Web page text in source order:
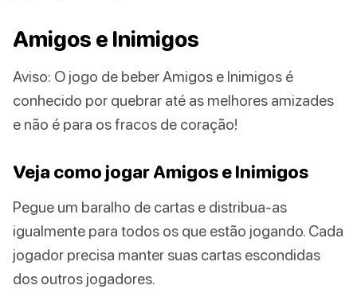
Amigos e Inimigos
Aviso: O jogo de beber Amigos e Inimigos é
conhecido por quebrar até as melhores amizades
e não é para os fracos de coração!
Veja como jogar Amigos e Inimigos
Pegue um baralho de cartas e distribua-as
igualmente para todos os que estão jogando. Cada
jogador precisa manter suas cartas escondidas
dos outros jogadores.